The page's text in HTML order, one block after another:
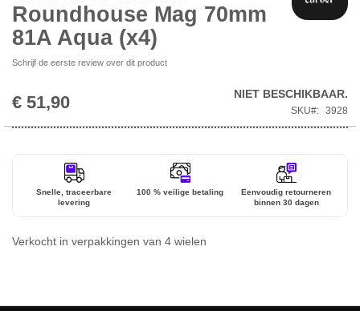
de
afbeeldingen-
gallerij
Roundhouse Mag 70mm
81A Aqua (x4)
Schrijf de eerste review over dit product
€ 51,90 NIET BESCHIKBAAR.
SKU 3928
Snelle, traceerbare
levering
100 % veilige betaling
Eenvoudig retourneren
binnen 30 dagen
Verkocht in verpakkingen van 4 wielen